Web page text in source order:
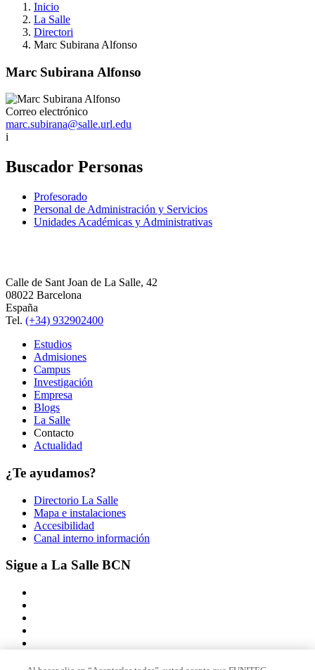
Inicio
La Salle
Directori
Marc Subirana Alfonso
Marc Subirana Alfonso
Correo electrónico
marc.subirana@salle.url.edu
i
Buscador Personas
Profesorado
Personal de Administración y Servicios
Unidades Académicas y Administrativas
Calle de Sant Joan de La Salle, 42
08022 Barcelona
España
Tel. (+34) 932902400
Estudios
Admisiones
Campus
Investigación
Empresa
Blogs
La Salle
Contacto
Actualidad
¿Te ayudamos?
Directorio La Salle
Mapa e instalaciones
Accesibilidad
Canal interno información
Sigue a La Salle BCN